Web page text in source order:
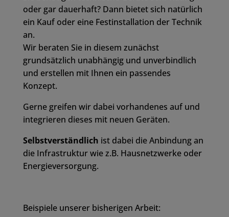
oder gar dauerhaft? Dann bietet sich natürlich
ein Kauf oder eine Festinstallation der Technik
an.
Wir beraten Sie in diesem zunächst
grundsätzlich unabhängig und unverbindlich
und erstellen mit Ihnen ein passendes
Konzept.
Gerne greifen wir dabei vorhandenes auf und
integrieren dieses mit neuen Geräten.
Selbstverständlich ist dabei die Anbindung an
die Infrastruktur wie z.B. Hausnetzwerke oder
Energieversorgung.
Beispiele unserer bisherigen Arbeit: